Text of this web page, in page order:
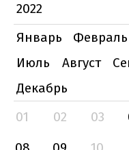
2022
Январь
Февраль
Июль
Август
Декабрь
01
02 03